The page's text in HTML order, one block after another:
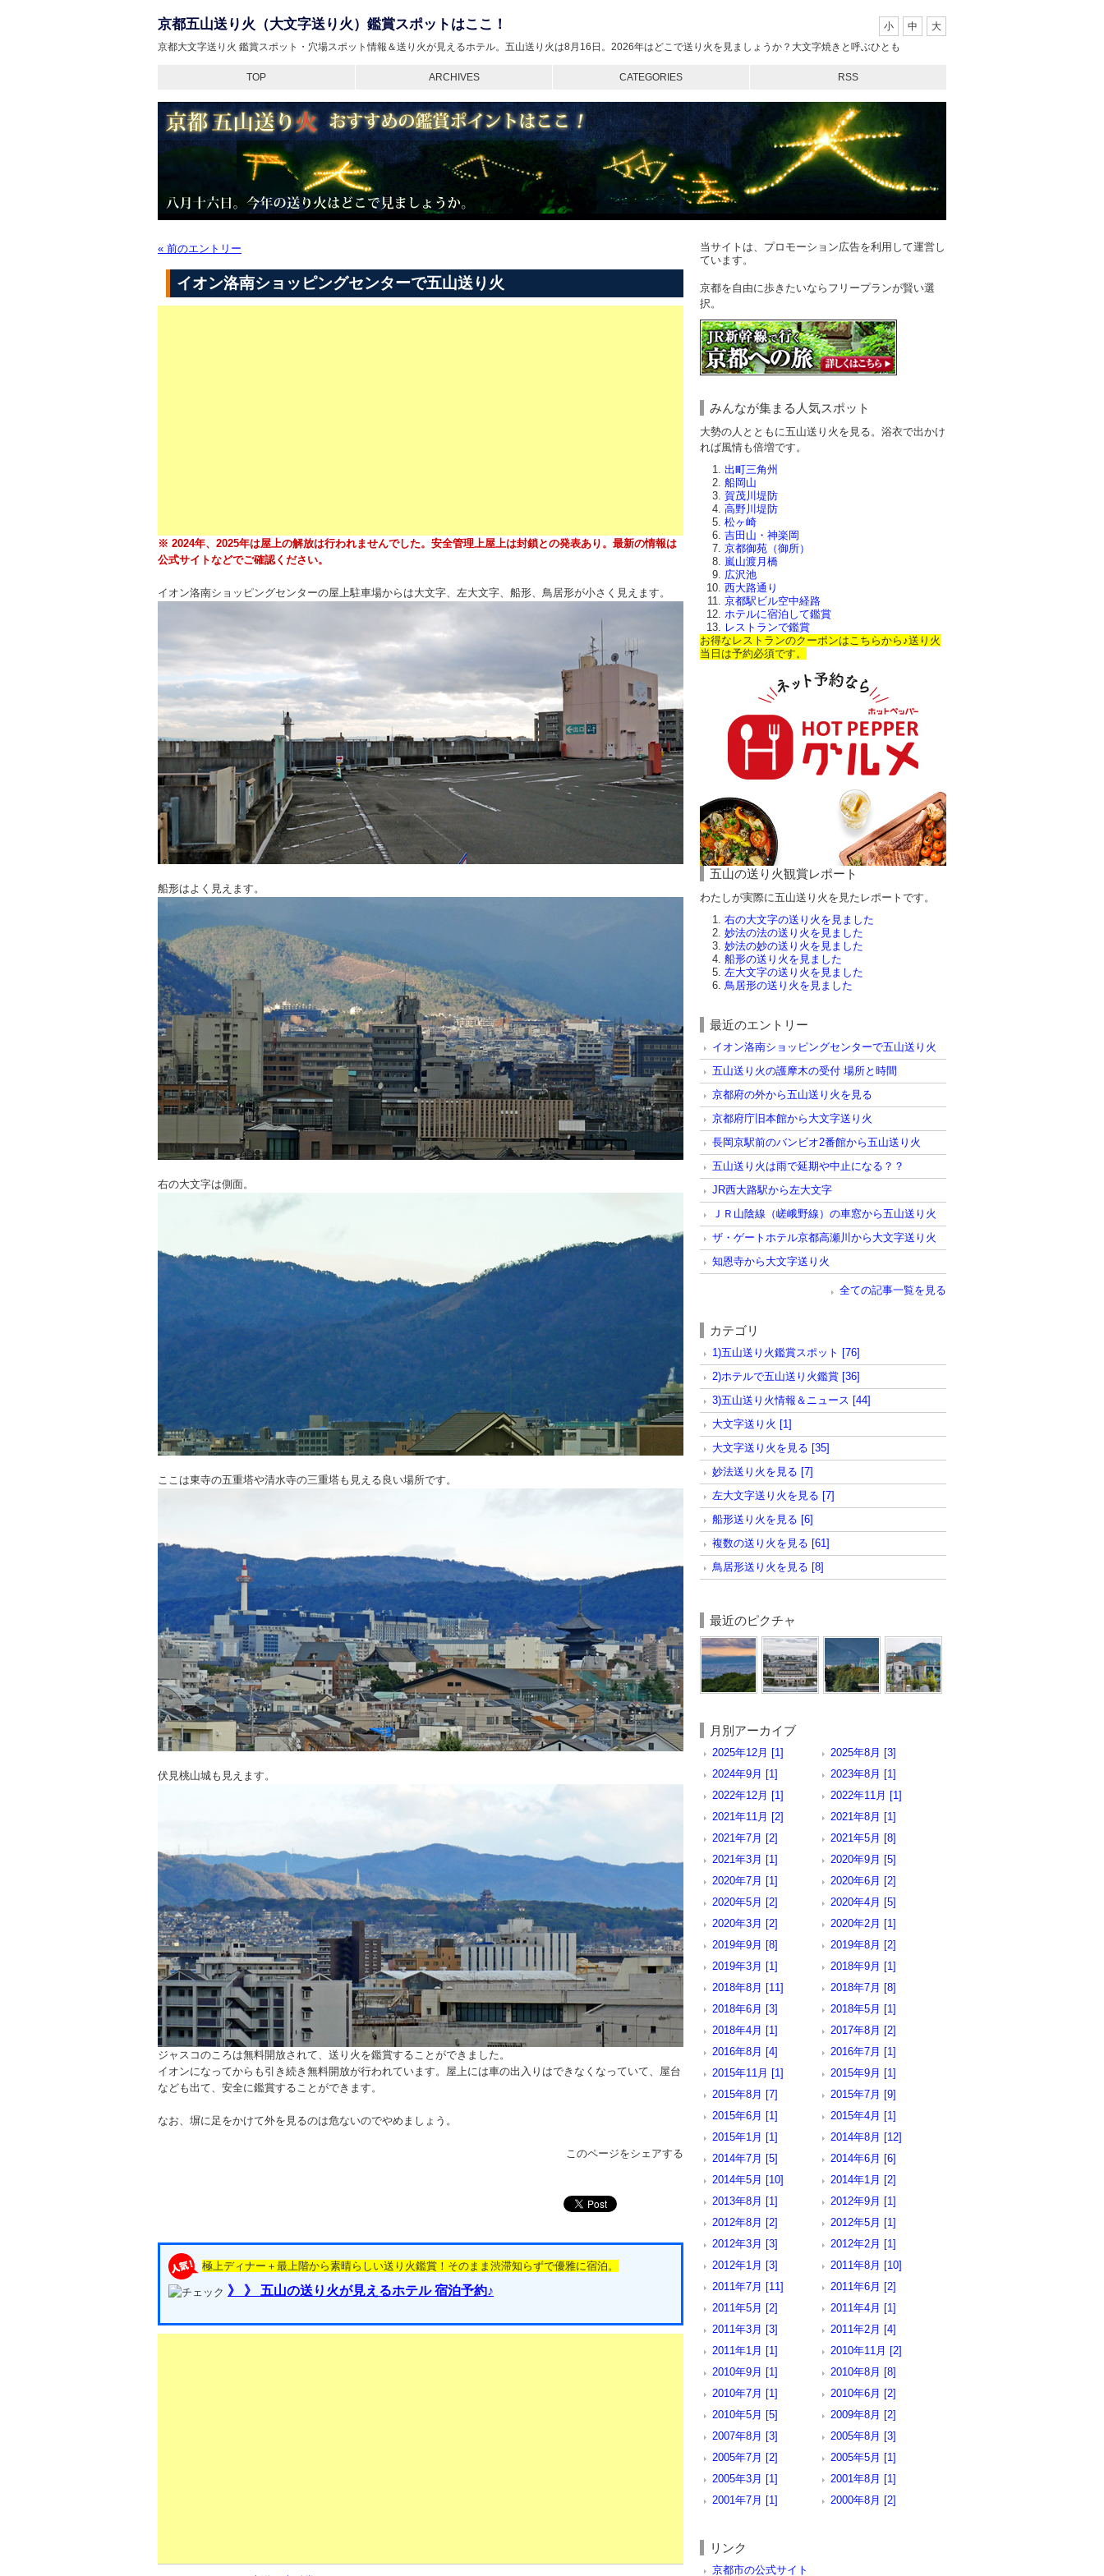
京都五山送り火（大文字送り火）鑑賞スポットはここ！
京都大文字送り火 鑑賞スポット・穴場スポット情報＆送り火が見えるホテル。五山送り火は8月16日。2026年はどこで送り火を見ましょうか？大文字焼きと呼ぶひとも
TOP ARCHIVES CATEGORIES RSS
小 中 大
« 前のエントリー
イオン洛南ショッピングセンターで五山送り火
※ 2024年、2025年は屋上の解放は行われませんでした。安全管理上屋上は封鎖との発表あり。最新の情報は
公式サイトなどでご確認ください。
イオン洛南ショッピングセンターの屋上駐車場からは大文字、左大文字、船形、鳥居形が小さく見えます。
船形はよく見えます。
右の大文字は側面。
ここは東寺の五重塔や清水寺の三重塔も見える良い場所です。
伏見桃山城も見えます。
ジャスコのころは無料開放されて、送り火を鑑賞することができました。
イオンになってからも引き続き無料開放が行われています。屋上には車の出入りはできなくなっていて、屋台
なども出て、安全に鑑賞することができます。
なお、塀に足をかけて外を見るのは危ないのでやめましょう。
このページをシェアする
極上ディナー＋最上階から素晴らしい送り火鑑賞！そのまま渋滞知らずで優雅に宿泊。
》 》 五山の送り火が見えるホテル 宿泊予約♪
当サイトは、プロモーション広告を利用して運営し
ています。
京都を自由に歩きたいならフリープランが賢い選
択。
みんなが集まる人気スポット
大勢の人とともに五山送り火を見る。浴衣で出かけ
れば風情も倍増です。
出町三角州
船岡山
賀茂川堤防
高野川堤防
松ヶ崎
吉田山・神楽岡
京都御苑（御所）
嵐山渡月橋
広沢池
西大路通り
京都駅ビル空中経路
ホテルに宿泊して鑑賞
レストランで鑑賞
お得なレストランのクーポンはこちらから♪送り火
当日は予約必須です。
五山の送り火観賞レポート
わたしが実際に五山送り火を見たレポートです。
右の大文字の送り火を見ました
妙法の法の送り火を見ました
妙法の妙の送り火を見ました
船形の送り火を見ました
左大文字の送り火を見ました
鳥居形の送り火を見ました
最近のエントリー
イオン洛南ショッピングセンターで五山送り火
五山送り火の護摩木の受付 場所と時間
京都府の外から五山送り火を見る
京都府庁旧本館から大文字送り火
長岡京駅前のバンビオ2番館から五山送り火
五山送り火は雨で延期や中止になる？？
JR西大路駅から左大文字
ＪＲ山陰線（嵯峨野線）の車窓から五山送り火
ザ・ゲートホテル京都高瀬川から大文字送り火
知恩寺から大文字送り火
全ての記事一覧を見る
カテゴリ
1)五山送り火鑑賞スポット [76]
2)ホテルで五山送り火鑑賞 [36]
3)五山送り火情報＆ニュース [44]
大文字送り火 [1]
大文字送り火を見る [35]
妙法送り火を見る [7]
左大文字送り火を見る [7]
船形送り火を見る [6]
複数の送り火を見る [61]
鳥居形送り火を見る [8]
最近のピクチャ
月別アーカイブ
2025年12月 [1]
2025年8月 [3]
2024年9月 [1]
2023年8月 [1]
2022年12月 [1]
2022年11月 [1]
2021年11月 [2]
2021年8月 [1]
2021年7月 [2]
2021年5月 [8]
2021年3月 [1]
2020年9月 [5]
2020年7月 [1]
2020年6月 [2]
2020年5月 [2]
2020年4月 [5]
2020年3月 [2]
2020年2月 [1]
2019年9月 [8]
2019年8月 [2]
2019年3月 [1]
2018年9月 [1]
2018年8月 [11]
2018年7月 [8]
2018年6月 [3]
2018年5月 [1]
2018年4月 [1]
2017年8月 [2]
2016年8月 [4]
2016年7月 [1]
2015年11月 [1]
2015年9月 [1]
2015年8月 [7]
2015年7月 [9]
2015年6月 [1]
2015年4月 [1]
2015年1月 [1]
2014年8月 [12]
2014年7月 [5]
2014年6月 [6]
2014年5月 [10]
2014年1月 [2]
2013年8月 [1]
2012年9月 [1]
2012年8月 [2]
2012年5月 [1]
2012年3月 [3]
2012年2月 [1]
2012年1月 [3]
2011年8月 [10]
2011年7月 [11]
2011年6月 [2]
2011年5月 [2]
2011年4月 [1]
2011年3月 [3]
2011年2月 [4]
2011年1月 [1]
2010年11月 [2]
2010年9月 [1]
2010年8月 [8]
2010年7月 [1]
2010年6月 [2]
2010年5月 [5]
2009年8月 [2]
2007年8月 [3]
2005年8月 [3]
2005年7月 [2]
2005年5月 [1]
2005年3月 [1]
2001年8月 [1]
2001年7月 [1]
2000年8月 [2]
リンク
京都市の公式サイト